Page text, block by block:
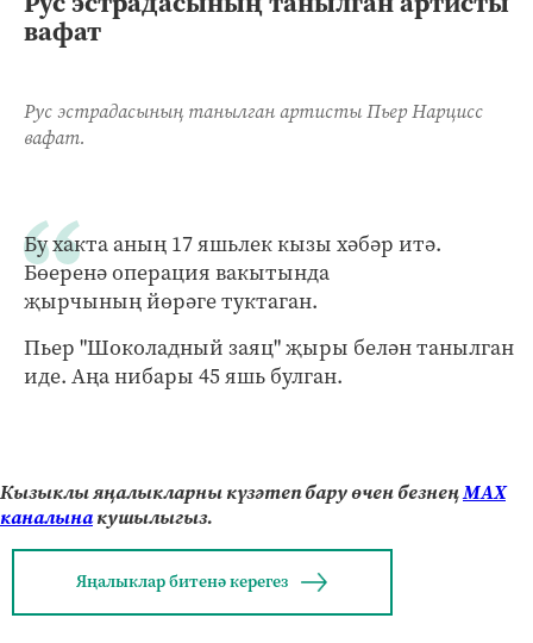
вафат
Рус эстрадасының танылган артисты Пьер Нарцисс
вафат.
Бу хакта аның 17 яшьлек кызы хәбәр итә.
Бөеренә операция вакытында
җырчының йөрәге туктаган.
Пьер "Шоколадный заяц" җыры белән танылган
иде. Аңа нибары 45 яшь булган.
Кызыклы яңалыкларны күзәтеп бару өчен безнеңМАХ
каналынакушылыгыз.
Яңалыклар битенә керегез